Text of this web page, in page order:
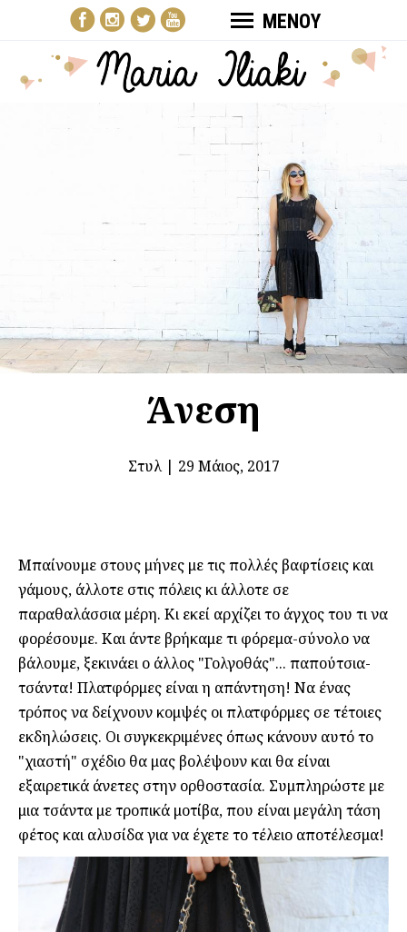
ΜΕΝΟΥ
Άνεση
Στυλ| 29 Μάιος, 2017
Μπαίνουμε στους μήνες με τις πολλές βαφτίσεις και
γάμους, άλλοτε στις πόλεις κι άλλοτε σε
παραθαλάσσια μέρη. Κι εκεί αρχίζει το άγχος του τι να
φορέσουμε. Και άντε βρήκαμε τι φόρεμα-σύνολο να
βάλουμε, ξεκινάει ο άλλος "Γολγοθάς"... παπούτσια-
τσάντα! Πλατφόρμες είναι η απάντηση! Να ένας
τρόπος να δείχνουν κομψές οι πλατφόρμες σε τέτοιες
εκδηλώσεις. Οι συγκεκριμένες όπως κάνουν αυτό το
"χιαστή" σχέδιο θα μας βολέψουν και θα είναι
εξαιρετικά άνετες στην ορθοστασία. Συμπληρώστε με
μια τσάντα με τροπικά μοτίβα, που είναι μεγάλη τάση
φέτος και αλυσίδα για να έχετε το τέλειο αποτέλεσμα!